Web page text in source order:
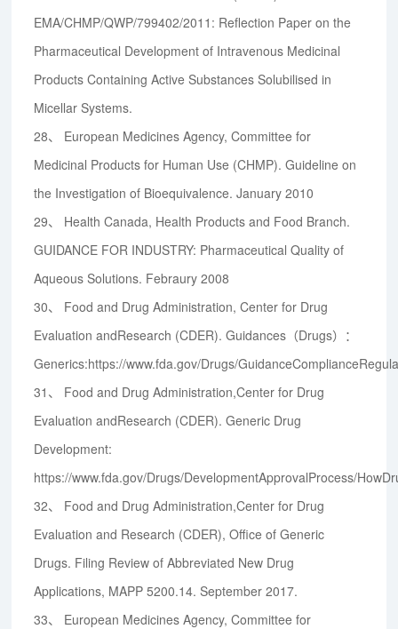
EMA/CHMP/QWP/799402/2011: Reflection Paper on the
Pharmaceutical Development of Intravenous Medicinal
Products Containing Active Substances Solubilised in
Micellar Systems.
28、
European Medicines Agency, Committee for
Medicinal Products for Human Use (CHMP). Guideline on
the Investigation of Bioequivalence. January 2010
29、
Health Canada, Health Products and Food Branch.
GUIDANCE FOR INDUSTRY: Pharmaceutical Quality of
Aqueous Solutions. Febraury 2008
30、
Food and Drug Administration, Center for Drug
Evaluation andResearch (CDER). Guidances（Drugs）：
Generics:https://www.fda.gov/Drugs/
31、
Food and Drug Administration,Center for Drug
Evaluation andResearch (CDER). Generic Drug
Development:
https://www.fda.gov/Drugs/DevelopmentApprovalProcess/
32、
Food and Drug Administration,Center for Drug
Evaluation and Research (CDER), Office of Generic
Drugs. Filing Review of Abbreviated New Drug
Applications, MAPP 5200.14. September 2017.
33、
European Medicines Agency, Committee for